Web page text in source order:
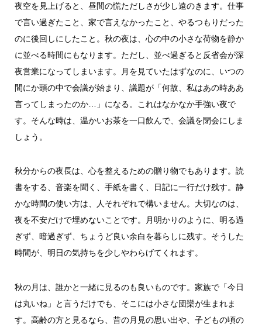
夜空を見上げると、昼間の慌ただしさが少し遠のきます。仕事
で言い過ぎたこと、家で言えなかったこと、やるつもりだった
のに後回しにしたこと。秋の夜は、心の中の小さな荷物を静か
に並べる時間にもなります。ただし、並べ過ぎると反省会が深
夜営業になってしまいます。月を見ていたはずなのに、いつの
間にか頭の中で会議が始まり、議題が「何故、私はあの時ああ
言ってしまったのか…」になる。これはなかなか手強い夜で
す。そんな時は、温かいお茶を一口飲んで、会議を閉会にしま
しょう。
秋分からの夜長は、心を整えるための贈り物でもあります。読
書をする、音楽を聞く、手紙を書く、日記に一行だけ残す。静
かな時間の使い方は、人それぞれで構いません。大切なのは、
夜を不安だけで埋めないことです。月明かりのように、明る過
ぎず、暗過ぎず、ちょうど良い余白を暮らしに残す。そうした
時間が、明日の気持ちを少しやわらげてくれます。
秋の月は、誰かと一緒に見るのも良いものです。家族で「今日
は丸いね」と言うだけでも、そこには小さな団欒が生まれま
す。高齢の方と見るなら、昔の月見の思い出や、子どもの頃の